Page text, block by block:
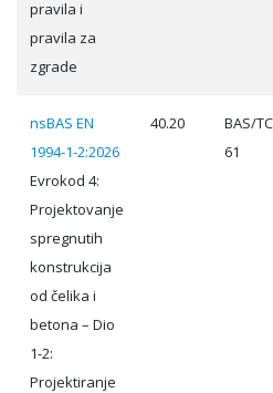
pravila i
pravila za
zgrade
nsBAS EN
1994-1-2:2026
Evrokod 4:
Projektovanje
spregnutih
konstrukcija
od čelika i
betona – Dio
1-2:
Projektiranje
40.20
BAS/TC
61